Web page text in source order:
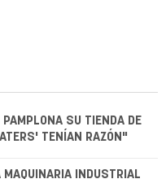
SU TIENDA DE
TENÍAN RAZÓN"
MAQUINARIA INDUSTRIAL